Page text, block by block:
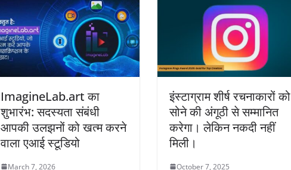
ImagineLab.art का
शुभारंभ: सदस्यता संबंधी
आपकी उलझनों को खत्म करने
वाला एआई स्टूडियो
March 7, 2026
इंस्टाग्राम शीर्ष रचनाकारों को
सोने की अंगूठी से सम्मानित
करेगा। लेकिन नकदी नहीं
मिली।
October 7, 2025